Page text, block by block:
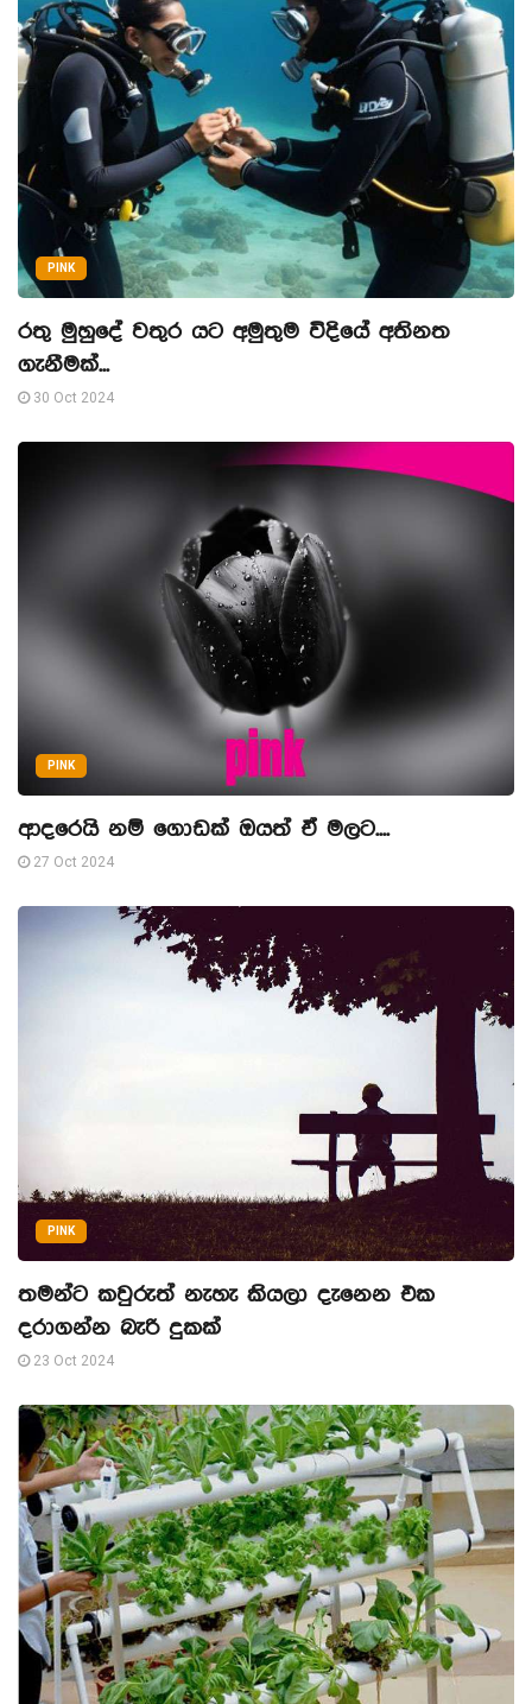
PINK
රතු මුහුදේ වතුර යට අමුතුම විදියේ අතිනත
ගැනීමක්...
30 Oct 2024
PINK
ආදරෙයි නම් ගොඩක් ඔයත් ඒ මලට....
27 Oct 2024
PINK
තමන්ට කවුරුත් නැහැ කියලා දැනෙන එක
දරාගන්න බැරි දුකක්
23 Oct 2024